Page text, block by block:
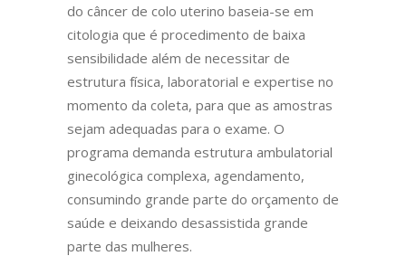
do câncer de colo uterino baseia-se em
citologia que é procedimento de baixa
sensibilidade além de necessitar de
estrutura física, laboratorial e expertise no
momento da coleta, para que as amostras
sejam adequadas para o exame. O
programa demanda estrutura ambulatorial
ginecológica complexa, agendamento,
consumindo grande parte do orçamento de
saúde e deixando desassistida grande
parte das mulheres.